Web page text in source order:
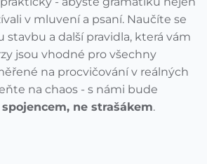
v mluvení a psaní. Naučíte se
stavbu a další pravidla, která vám
jsou vhodné pro všechny
na procvičování v reálných
na chaos - s námi bude
ne strašákem.